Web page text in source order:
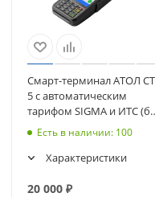
Смарт-терминал АТОЛ
5 с автоматическим
тарифом SIGMA и ИТС
ФН, 5.0) (62097)
Есть в наличии: 100
Характеристики
20 000 ₽